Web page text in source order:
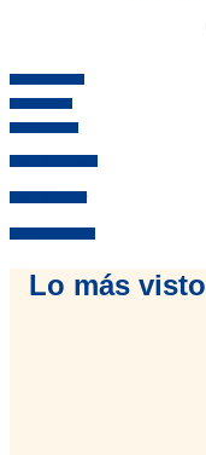
Lo más visto